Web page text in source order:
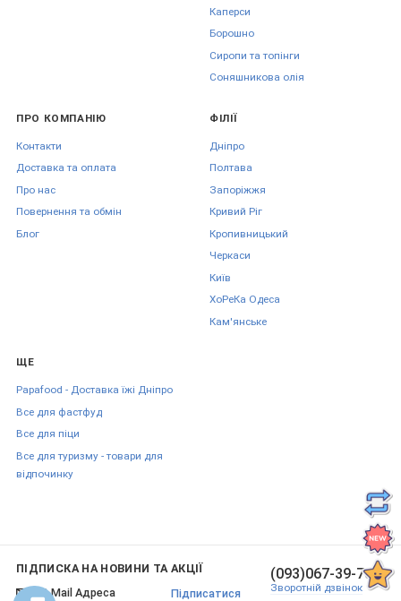
Каперси
Борошно
Сиропи та топінги
Соняшникова олія
ПРО КОМПАНІЮ
Контакти
Доставка та оплата
Про нас
Повернення та обмін
Блог
ФІЛІЇ
Дніпро
Полтава
Запоріжжя
Кривий Ріг
Кропивницький
Черкаси
Київ
ХоРеКа Одеса
Кам'янське
ЩЕ
Papafood - Доставка їжі Дніпро
Все для фастфуд
Все для піци
Все для туризму - товари для
відпочинку
ПІДПИСКА НА НОВИНИ ТА АКЦІЇ
Підписатися
(093)067-39-70
Зворотній дзвінок